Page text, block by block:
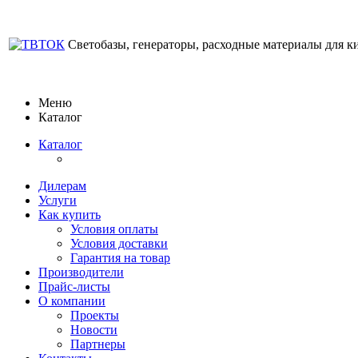
Светобазы, генераторы, расходные материалы для
Меню
Каталог
Каталог
Дилерам
Услуги
Как купить
Условия оплаты
Условия доставки
Гарантия на товар
Производители
Прайс-листы
О компании
Проекты
Новости
Партнеры